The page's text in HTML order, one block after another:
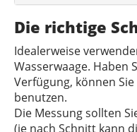
Die richtige
Idealerweise
Wasserwaage. Haben
Verfügung, können
benutzen.
Die Messung sollten
(je nach Schnitt kann